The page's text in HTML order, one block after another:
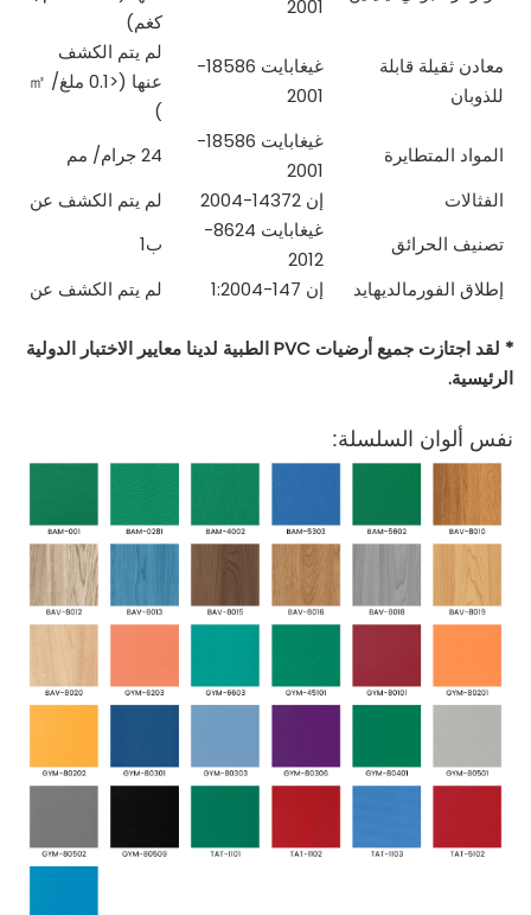
2001
كغم)
معادن ثقيلة قابلة
للذوبان
غيغابايت 18586-
2001
لم يتم الكشف
عنها (<0.1 ملغ/
㎡
)
المواد المتطايرة
غيغابايت 18586-
2001
24 جرام/
مم
الفثالات
إن 14372-2004
لم يتم الكشف عن
تصنيف الحرائق
غيغابايت 8624-
2012
ب1
إطلاق الفورمالديهايد
إن 147-1:2004 لم يتم الكشف عن
* لقد اجتازت جميع أرضيات PVC الطبية لدينا معايير الاختبار الدولية
الرئيسية.
نفس ألوان السلسلة: